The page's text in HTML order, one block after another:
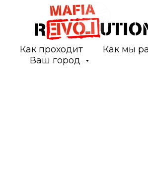
Как проходит Как мы
Ваш город